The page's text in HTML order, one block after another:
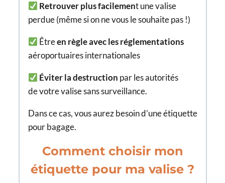
Retrouver plus facilement une valise
perdue (même si on ne vous le souhaite pas !)
Êtreen règle avec les réglementations
aéroportuairesinternationales
Éviter la destruction par les autorités
de votre valise sans surveillance.
Dans ce cas, vous aurez besoin d’une étiquette
pour bagage.
Comment choisir mon
étiquette pour ma valise ?